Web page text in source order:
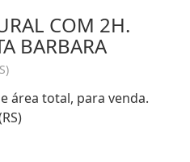
COM 2H.
BARBARA
área total, para venda.